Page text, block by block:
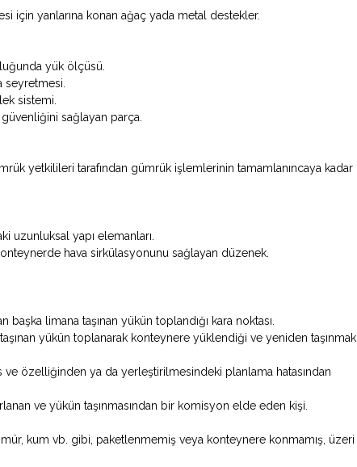
için yanlarına konan ağaç yada metal destekler.
yük ölçüsü.
sistemi.
sağlayan parça.
yetkilileri tarafından gümrük işlemlerinin tamamlanıncaya kadar
uzunluksal yapı elemanları.
hava sirkülasyonunu sağlayan düzenek.
başka limana taşınan yükün toplandığı kara noktası.
yükün toplanarak konteynere yüklendiği ve yeniden taşınmak
ve özelliğinden ya da yerleştirilmesindeki planlama hatasından
ve yükün taşınmasından bir komisyon elde eden kişi.
kum vb. gibi, paketlenmemiş veya konteynere konmamış, üzeri